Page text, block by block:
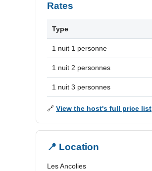
Rates
Type
1 nuit 1 personne
1 nuit 2 personnes
1 nuit 3 personnes
🔗 View the host's full price list
📍 Location
Les Ancolies